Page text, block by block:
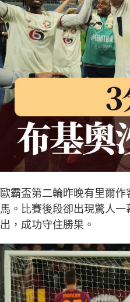
歐霸盃第二輪昨晚有里爾
馬。比賽後段卻出現驚人
出，成功守住勝果。